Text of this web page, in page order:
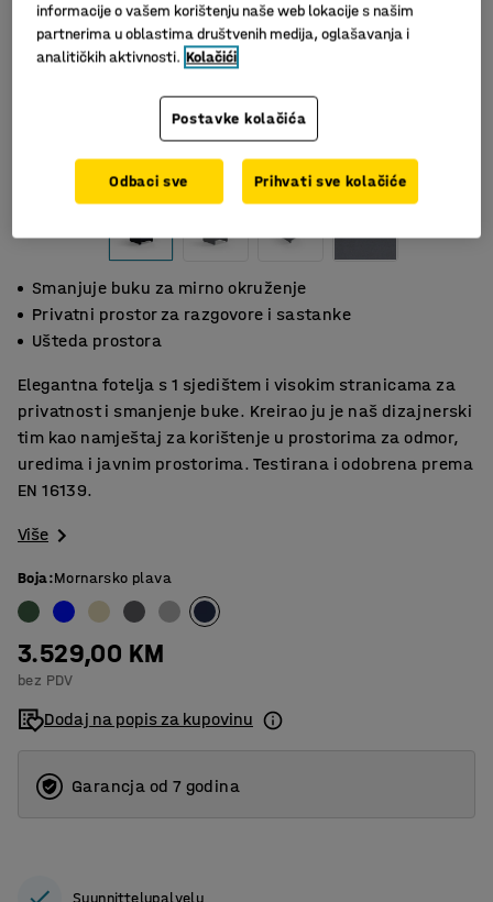
Smanjuje buku za mirno okruženje
Privatni prostor za razgovore i sastanke
Ušteda prostora
Elegantna fotelja s 1 sjedištem i visokim stranicama za
privatnost i smanjenje buke. Kreirao ju je naš dizajnerski
tim kao namještaj za korištenje u prostorima za odmor,
uredima i javnim prostorima. Testirana i odobrena prema
EN 16139.
Više
Boja:Mornarsko plava
3.529,00 KM
bez PDV
Dodaj na popis za kupovinu
Garancja od 7 godina
Suunnittelupalvelu
informacije o vašem korištenju naše web lokacije s našim
partnerima u oblastima društvenih medija, oglašavanja i
analitičkih aktivnosti. Kolačići
Postavke kolačića
Odbaci sve Prihvati sve kolačiće